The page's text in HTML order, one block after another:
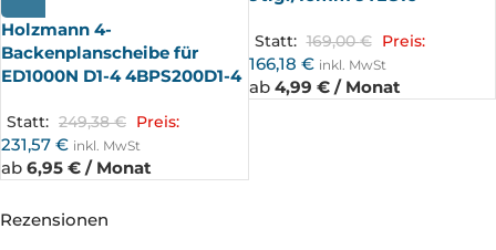
Holzmann 4-
Backenplanscheibe für
ED1000N D1-4 4BPS200D1-4
Statt: 249,38€ Preis:
231,57 € inkl. MwSt
ab 6,95 € / Monat
Statt: 169,00€ Preis:
166,18 € inkl. MwSt
ab 4,99 € / Monat
Rezensionen